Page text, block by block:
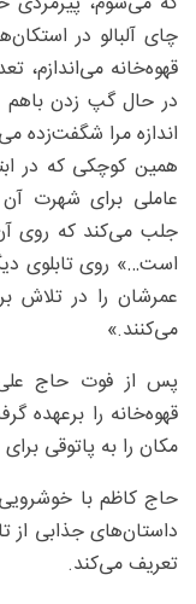
چای آلبالو در
قهوه‌خانه
در حال گپ زدن
همین کوچکی که در
عاملی برای شهرت
جلب می‌کند که روی
است…» روی تابلوی
عمرشان را در تلاش
می‌کنند.»
پس از فوت حاج
قهوه‌خانه را برعهده
مکان را به پاتوقی
حاج کاظم با خوشرویی
داستان‌های جذابی از
تعریف می‌کند.